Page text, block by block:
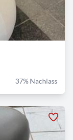
37% Nachlass